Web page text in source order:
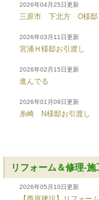
2026年04月25日更新
三原市 下北方 O様
2026年03月11日更新
宮浦Ｈ様邸お引渡し
2026年02月15日更新
進んでる
2026年01月09日更新
糸崎 N様邸お引渡し
リフォーム＆修理-施
2026年05月10日更新